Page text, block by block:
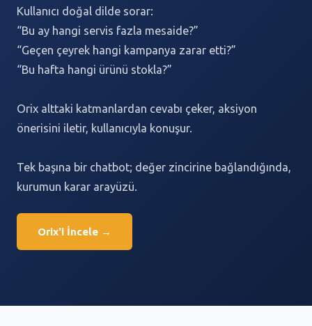
Kullanıcı doğal dilde sorar:
“Bu ay hangi servis fazla mesaide?”
“Geçen çeyrek hangi kampanya zarar etti?”
“Bu hafta hangi ürünü stokla?”
Orix alttaki katmanlardan cevabı çeker, aksiyon
önerisini iletir, kullanıcıyla konuşur.
Tek başına bir chatbot; değer zincirine bağlandığında,
kurumun karar arayüzü.
Orix'i İncele →